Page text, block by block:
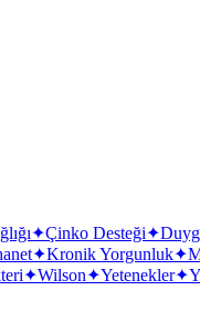
✦Çinko Desteği✦
✦Kronik Yorgunluk✦
✦Wilson✦Yetenekler✦